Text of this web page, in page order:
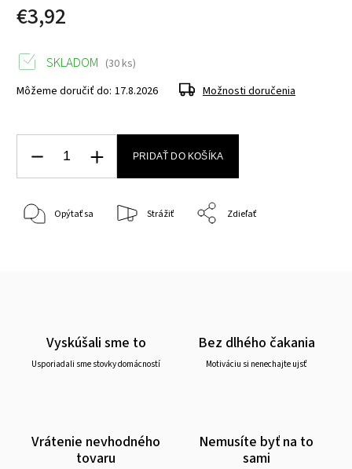
€3,92
SKLADOM (30 ks)
Môžeme doručiť do: 17.8.2026 Možnosti doručenia
PRIDAŤ DO KOŠÍKA
Opýtať sa Strážiť Zdieľať
Vyskúšali sme to
Usporiadali sme stovky domácností
Bez dlhého čakania
Motiváciu si nenechajte ujsť
Vrátenie nevhodného
tovaru
Nemusíte byť na to
sami